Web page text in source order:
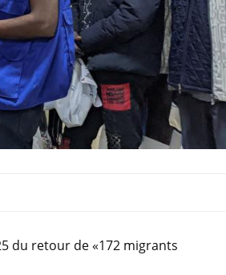
du retour de «172 migrants